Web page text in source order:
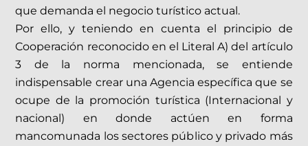
que demanda el negocio turístico actual.
Por ello, y teniendo en cuenta el principio de
Cooperación reconocido en el Literal A) del artículo
3 de la norma mencionada, se entiende
indispensable crear una Agencia específica que se
ocupe de la promoción turística (Internacional y
nacional) en donde actúen en forma
mancomunada los sectores público y privado más